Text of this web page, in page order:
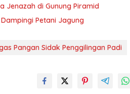
Jenazah di Gunung Piramid
Petani Jagung
Pangan Sidak Penggilingan Padi